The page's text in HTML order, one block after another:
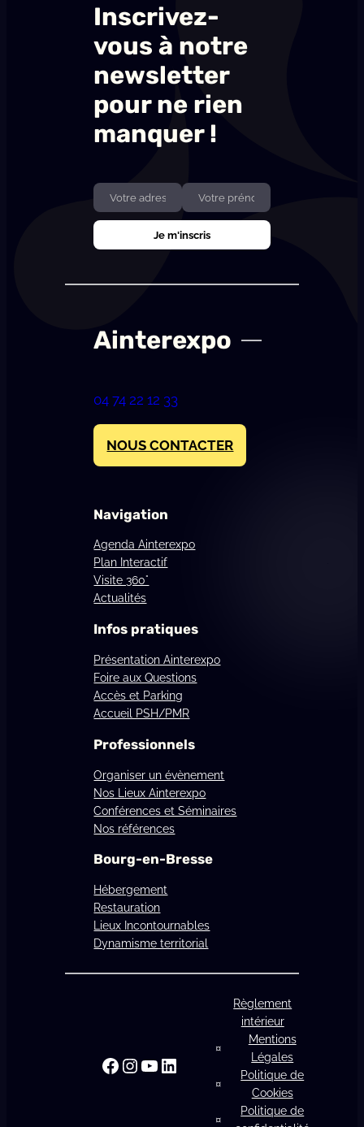
Inscrivez-
vous à notre
newsletter
pour ne rien
manquer !
Ainterexpo
04 74 22 12 33
NOUS CONTACTER
Navigation
Agenda Ainterexpo
Plan Interactif
Visite 360°
Actualités
Infos pratiques
Présentation Ainterexpo
Foire aux Questions
Accès et Parking
Accueil PSH/PMR
Professionnels
Organiser un évènement
Nos Lieux Ainterexpo
Conférences et Séminaires
Nos références
Bourg-en-Bresse
Hébergement
Restauration
Lieux Incontournables
Dynamisme territorial
Facebook
Instagram
YouTube
LinkedIn
Règlement
intérieur
Mentions
Légales
Politique de
Cookies
Politique de